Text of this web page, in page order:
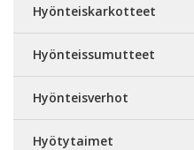
Hyönteiskarkotteet
Hyönteissumutteet
Hyönteisverhot
Hyötytaimet